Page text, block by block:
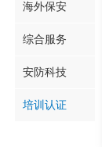
海外保安
综合服务
安防科技
培训认证